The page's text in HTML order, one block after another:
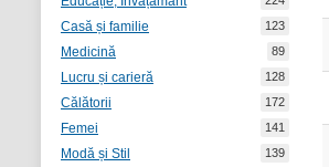
Casă și familie 123
Medicină 89
Lucru și carieră 128
Călătorii 172
Femei 141
Modă și Stil 139